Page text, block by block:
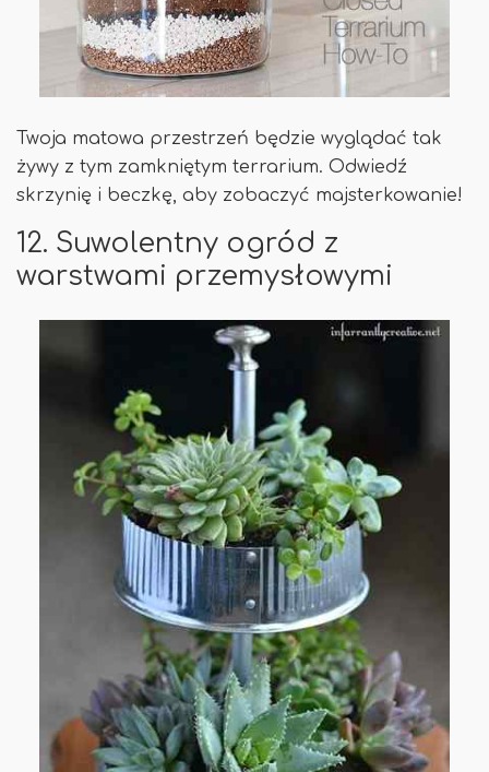
Twoja matowa przestrzeń będzie wyglądać tak
żywy z tym zamkniętym terrarium. Odwiedź
skrzynię i beczkę, aby zobaczyć majsterkowanie!
12. Suwolentny ogród z
warstwami przemysłowymi